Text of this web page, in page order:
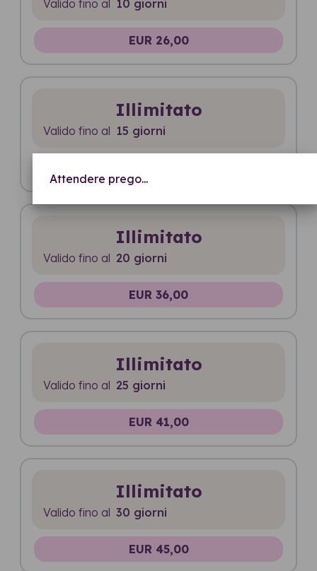
Attendere prego...
Valido fino al 10 giorni
EUR 26,00
Illimitato
Valido fino al 15 giorni
Illimitato
Valido fino al 20 giorni
EUR 36,00
Illimitato
Valido fino al 25 giorni
EUR 41,00
Illimitato
Valido fino al 30 giorni
EUR 45,00